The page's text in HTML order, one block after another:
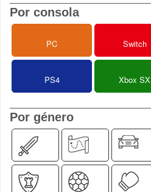
Por consola
PC Switch
PS4 Xbox SX
Por género